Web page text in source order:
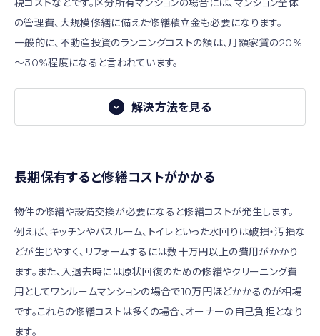
Sさん（30代）
会社員 / 医療系
空室のリスクは気になりました。空室になると収入が得られ
なくなるので。これについては「空室保証」をつければ損失が
いしました。でも、会えば会うほど納得できたし、不安がどん
どんなくなっていきました。
Kさん（30代）
会社員 / ソフトウェア
自社開発の新築物件ならお任せできると感じた
自分なりに物件を比較したりしましたが、不動産の選別は素
件を買わされる心配もないんじゃないかなっていう感じがし
ましたし、すべて自社開発の新築物件なのでお任せできると
Sさん（30代）
会社員 / 医療系
投資物件は自分の家探しより簡単かもしれない
購入する可能性は五分五分と思っていたのですが、物件を見
件はタブレットとパンフレットで見たのですが、設備が充実し
ていて駅からも近かったんで、需要があると感じました。家賃
保証が利用できるといっても入居者がいる方がいいに決まっ
不動産会社のセミナーや個別相談に参加する
不動産会社では、不動産投資に関する初心者向けセミナー
や個別相談を実施しています。不動産投資の専門家から、不
情報を無料で提供してもらえます。また、最新の業界動向やマ
ーケットデータ、現場のリアルなノウハウなども知ることがで
ん。しかし、参加したからといって不動産投資を強要されるこ
・家賃の入金管理
・設備の破損・騒音などのトラブル、クレームへの対
応
・退去時の立ち会い
す。支払う管理費用の相場は家賃の3～5％程度です。
ます。
税コストなどです。区分所有マンションの場合には、マンション全体
の管理費、大規模修繕に備えた修繕積立金も必要になります。
一般的に、不動産投資のランニングコストの額は、月額家賃の20%
～30%程度になると言われています。
選ぶ
解決方法を見る
長期保有すると修繕コストがかかる
物件の修繕や設備交換が必要になると修繕コストが発生します。
例えば、キッチンやバスルーム、トイレといった水回りは破損・汚損な
どが生じやすく、リフォームするには数十万円以上の費用がかかり
ます。また、入退去時には原状回復のための修繕やクリーニング費
用としてワンルームマンションの場合で10万円ほどかかるのが相場
です。これらの修繕コストは多くの場合、オーナーの自己負担となり
ます。